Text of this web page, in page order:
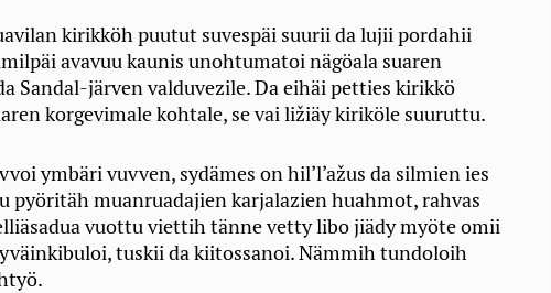
kirikköh puutut suvespäi suurii da lujii pordahii
avavuu kaunis unohtumatoi nägöala suaren
Sandal-järven valduvezile. Da eihäi petties kirikkö
korgevimale kohtale, se vai ližiäy kiriköle suuruttu.
ymbäri vuvven, sydämes on hil’l’ažus da silmien ies
pyöritäh muanruadajien karjalazien huahmot, rahvas
vuottu viettih tänne vetty libo jiädy myöte omii
tuskii da kiitossanoi. Nämmih tundoloih